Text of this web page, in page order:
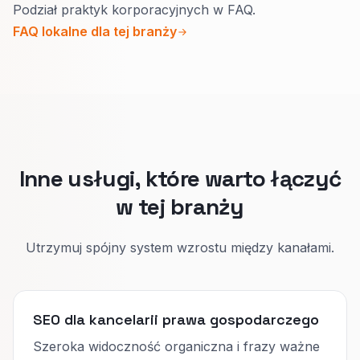
autorytetowe poza logiką bliskości.
Osobny cel strony i osobne metadane
Klient inaczej waży ryzyko, tempo i
doświadczenie branżowe przy każdej
Podział praktyk korporacyjnych w FAQ.
FAQ lokalne dla tej branży
Inne usługi, które warto łączyć
w tej branży
Utrzymuj spójny system wzrostu między kanałami.
SEO dla kancelarii prawa gospodarczego
Szeroka widoczność organiczna i frazy ważne